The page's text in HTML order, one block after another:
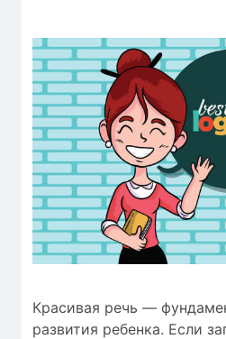
Красивая речь —
развития ребенка. Если